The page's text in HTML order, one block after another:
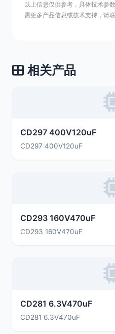
以上信息仅供参考，具体技术参
需更多产品信息或技术支持，请
相关产品
CD297 400V120uF
CD297 400V120uF
CD293 160V470uF
CD293 160V470uF
CD281 6.3V470uF
CD281 6.3V470uF